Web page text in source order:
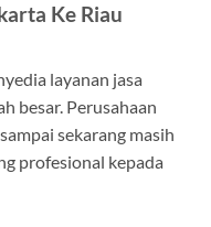
Ke Riau
layanan jasa
besar. Perusahaan
sekarang masih
profesional kepada